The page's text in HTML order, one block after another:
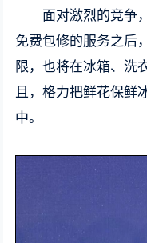
面对激烈的竞争
免费包修的服务之后
限，也将在冰箱、洗
且，格力把鲜花保鲜
中。